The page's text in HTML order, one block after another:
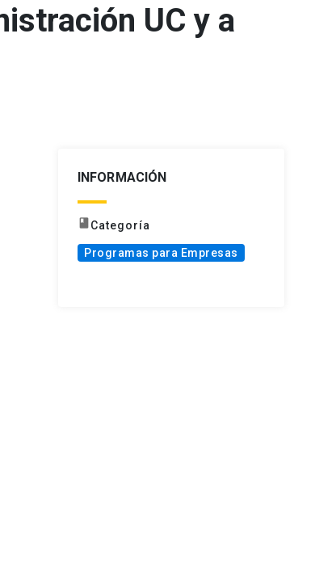
UC y a
INFORMACIÓN
bookCategoría
Programas para Empresas